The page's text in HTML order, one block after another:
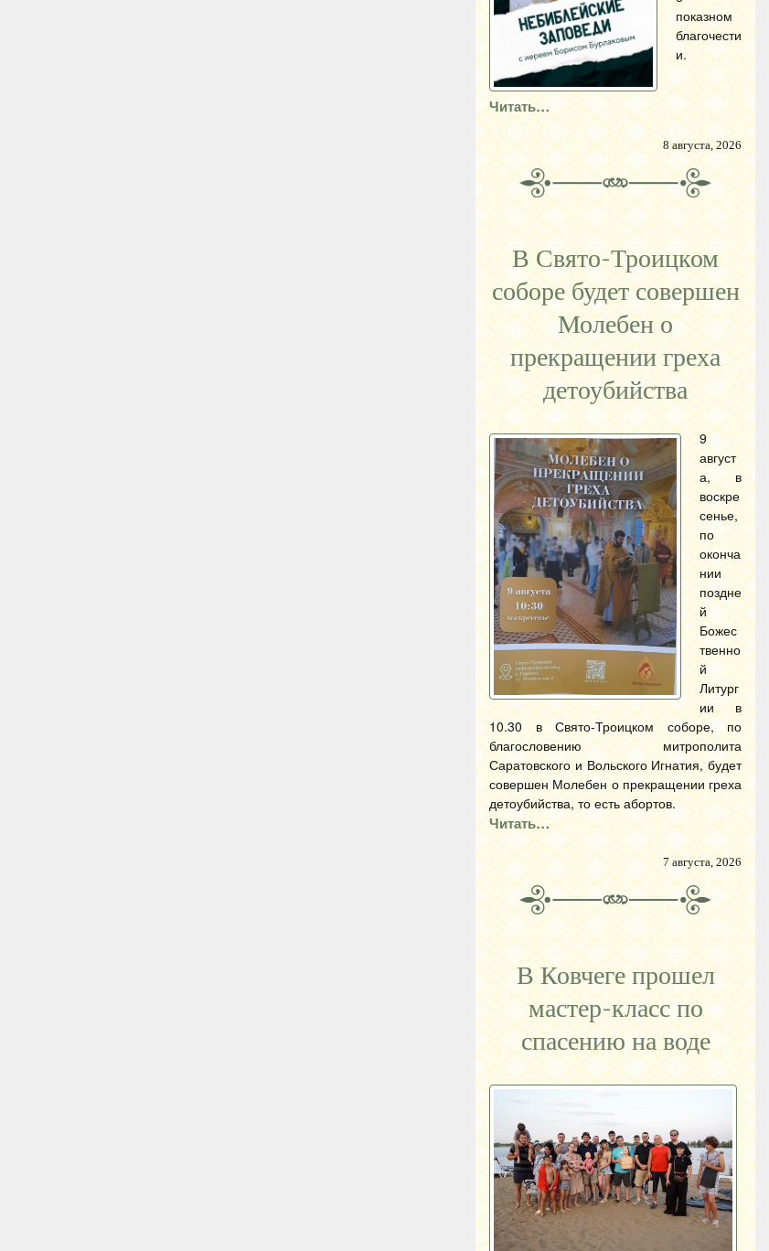
показном
благочести
и.
Читать…
8 августа, 2026
В Свято-Троицком
соборе будет совершен
Молебен о
прекращении греха
детоубийства
9
август
а, в
воскре
сенье,
по
оконча
нии
поздне
й
Божес
твенно
й
Литург
ии в
10.30 в Свято-Троицком соборе, по
благословению митрополита
Саратовского и Вольского Игнатия, будет
совершен Молебен о прекращении греха
детоубийства, то есть абортов.
Читать…
7 августа, 2026
В Ковчеге прошел
мастер-класс по
спасению на воде